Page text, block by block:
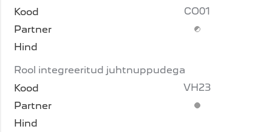
CO01
Lisavarustus
Rool integreeritud juhtnuppudega
VH23
Standardvarustus